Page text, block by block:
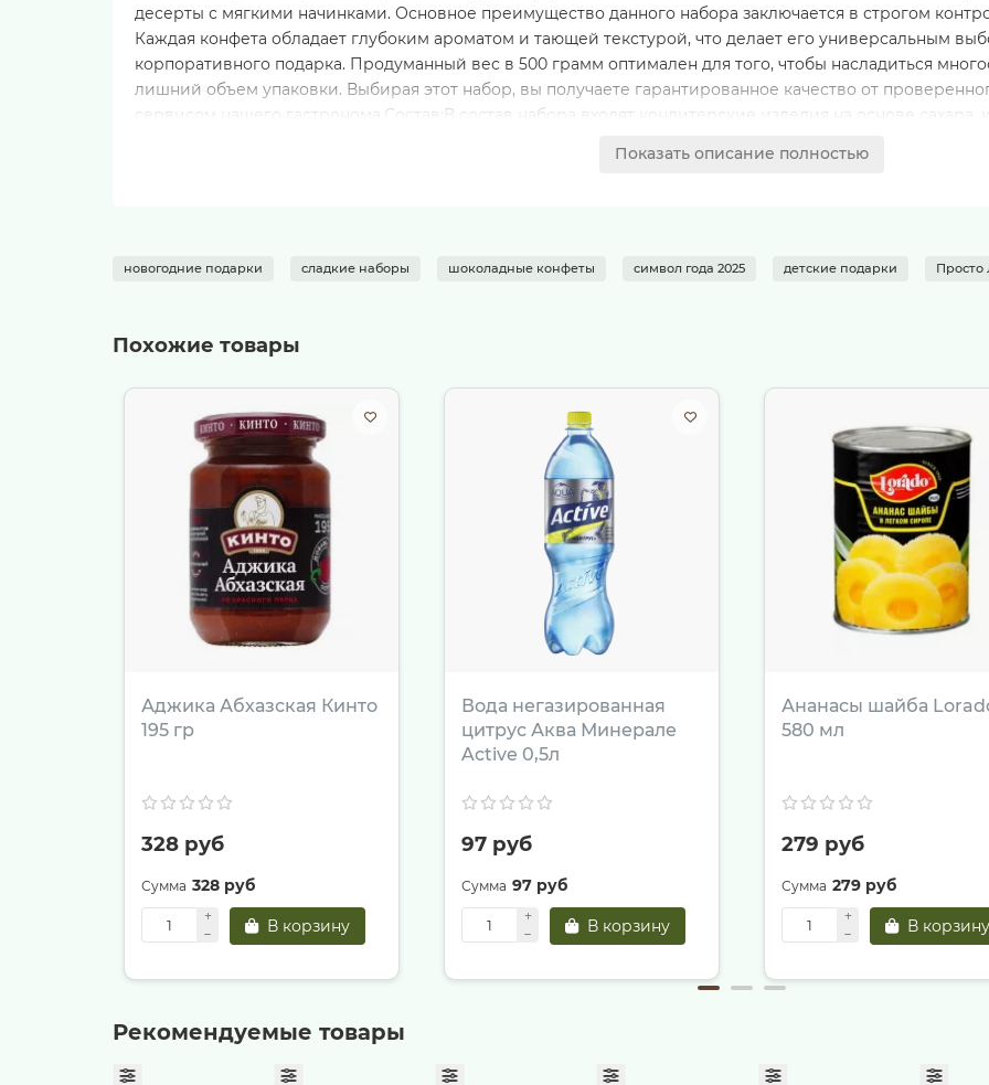
десерты с мягкими начинками. Основное преимущество данного набора заключается в строгом
Каждая конфета обладает глубоким ароматом и тающей текстурой, что делает его универсальным
корпоративного подарка. Продуманный вес в 500 грамм оптимален для того, чтобы насладиться
лишний объем упаковки. Выбирая этот набор, вы получаете гарантированное качество от
сервисом нашего гастронома.Состав:В состав набора входят кондитерские изделия на основе сахара,
агентов, ароматизаторов, идентичных натуральным, и пищевых красителей. Полный перечень
запаха.Оптимальная температура хранения составляет от +15°C до +21°C.Относительная влажность
праздничной атмосферы. Используйте его как самостоятельный подарок для близких, друзей или
оформлению с символом года. Также вы можете использовать содержимое упаковки для сервировки
банкета или рождественского вечера, предлагая гостям широкий выбор качественных десертов к
праздникам на последний момент. Рекомендуем заказать на дом или в офис Набор конфет
сейчас, чтобы быть уверенными в наличии товара. Наш интернет-магазин предлагает только лучшее
интерфейс сайта, вежливый персонал и гарантию качества на каждую единицу продукции. Оформите
доставкой по Екатеринбургу и наслаждайтесь вкусом свежих кондитерских изделий в кругу самых
Показать описание полностью
новогодние подарки сладкие наборы шоколадные конфеты символ года 2025 детские подарки
Похожие товары
Аджика Абхазская Кинто
195 гр
328 руб
328 руб
В корзину
Вода негазированная
цитрус Аква Минерале
Active 0,5л
97 руб
97 руб
В корзину
Ананасы шайба
580 мл
279 руб
279 руб
В корзину
Рекомендуемые товары